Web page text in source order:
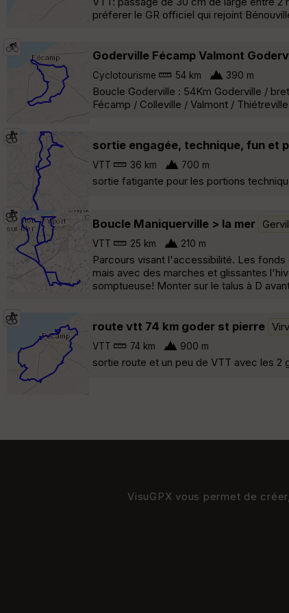
préferer le GR officiel qui rejoint
Goderville Fécamp Valmont
Cyclotourisme 54 km 390 m
Boucle Goderville : 54Km Goderville /
Fécamp / Colleville / Valmont /
sortie engagée, technique, fun et
VTT 36 km 700 m
sortie fatigante pour les portions
Boucle Maniquerville > la mer
VTT 25 km 210 m
Parcours visant l'accessibilité. Les
mais avec des marches et glissantes
somptueuse! Monter sur le talus à D
route vtt 74 km goder st pierre
VTT 74 km 900 m
sortie route et un peu de VTT avec les
VisuGPX vous permet de